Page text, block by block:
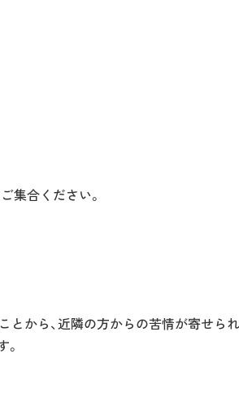
集合ください。
から、近隣の方からの苦情が寄せら